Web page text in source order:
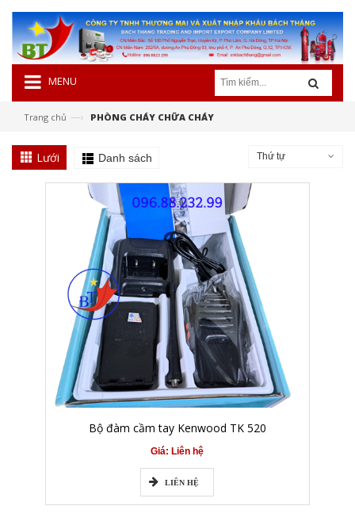
MENU
Trang chủ —› PHÒNG CHÁY CHỮA CHÁY
Lưới Danh sách Thứ tự
Bộ đàm cầm tay Kenwood TK 520
Giá: Liên hệ
LIÊN HỆ